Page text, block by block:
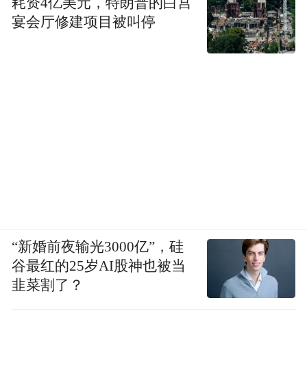
凤凰网旅游微信公众平台账号：travel_ifeng
宴会厅修建项目被叫停
“新婚前夜输光3000亿”，硅
谷最红的25岁AI股神也被当
韭菜割了？